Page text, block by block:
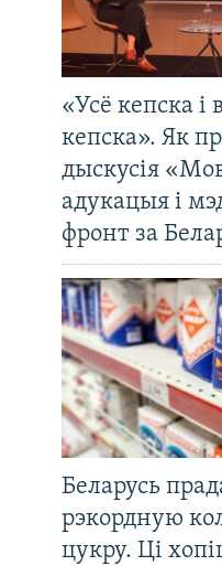
«Усё кепска і
кепска». Як
дыскусія
адукацыя і
фронт за
Беларусь
рэкордную
цукру. Ці